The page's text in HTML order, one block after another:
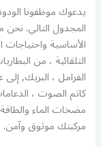
يدعوك موظفونا
المجدول التالي.
الأساسية واحتياجات
التلقائية ، من
الفرامل ، البريك,
كاتم الصوت ،
مضخات الماء
مركبتك موثوق وآمن.